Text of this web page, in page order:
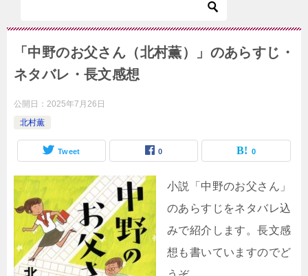
「中野のお父さん（北村薫）」のあらすじ・
ネタバレ・長文感想
公開日： 2025年7月26日
北村薫
Tweet 0 0
小説「中野のお父さん」
のあらすじをネタバレ込
みで紹介します。長文感
想も書いていますのでど